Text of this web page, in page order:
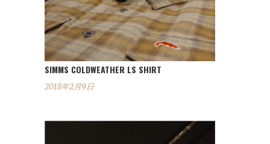
SIMMS COLDWEATHER LS SHIRT
2018年2月9日